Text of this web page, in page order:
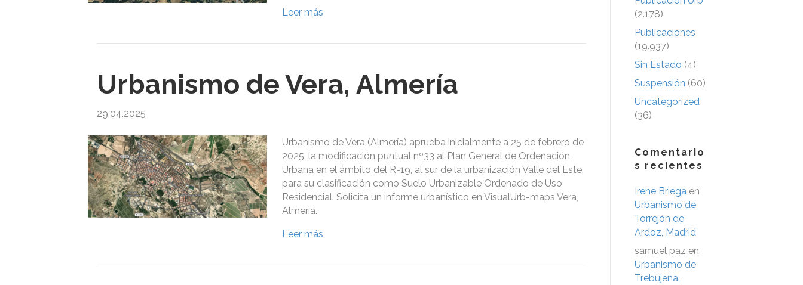
Leer más
Urbanismo de Vera, Almería
29.04.2025
Urbanismo de Vera (Almería) aprueba inicialmente a 25 de febrero de
2025, la modificación puntual nº33 al Plan General de Ordenación
Urbana en el ámbito del R-19, al sur de la urbanización Valle del Este,
para su clasificación como Suelo Urbanizable Ordenado de Uso
Residencial. Solicita un informe urbanístico en VisualUrb-maps Vera,
Almería.
Leer más
(2.178)
Publicaciones
(19.937)
Sin Estado (4)
Suspensión (60)
Uncategorized
(36)
Comentario
s recientes
Irene Briega en
Urbanismo de
Torrejón de
Ardoz, Madrid
samuel paz en
Urbanismo de
Trebujena,